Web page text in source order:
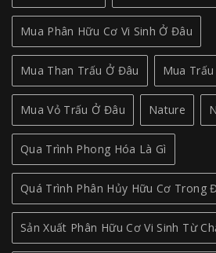
Mua Phân Hữu Cơ Vi Sinh Ở Đâu
Mua Than Trấu Ở Đâu Mua
Mua Vỏ Trấu Ở Đâu Nature
Qua Trình Phong Hóa Là Gì
Quá Trình Phân Hủy Hữu Cơ Trong
Sản Xuất Phân Hữu Cơ Vi Sinh Từ